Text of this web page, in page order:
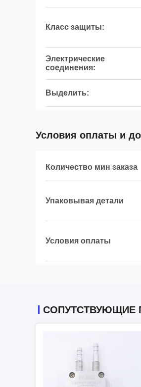
Класс защиты:
Электрические
соединения:
Выделить:
Условия оплаты и
Количество мин заказа
Упаковывая детали
Условия оплаты